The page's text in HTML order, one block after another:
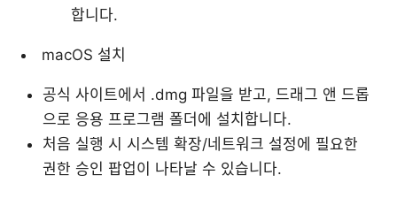
합니다.
macOS 설치
공식 사이트에서 .dmg 파일을 받고, 드래그 앤 드롭
으로 응용 프로그램 폴더에 설치합니다.
처음 실행 시 시스템 확장/네트워크 설정에 필요한
권한 승인 팝업이 나타날 수 있습니다.